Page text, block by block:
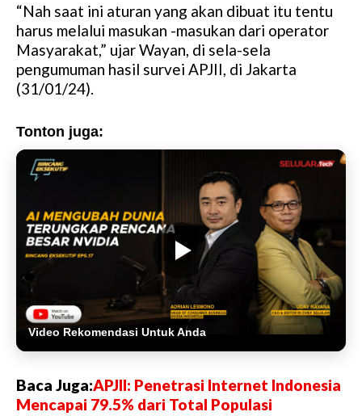
“Nah saat ini aturan yang akan dibuat itu tentu
harus melalui masukan -masukan dari operator
Masyarakat,” ujar Wayan, di sela-sela
pengumuman hasil survei APJII, di Jakarta
(31/01/24).
Tonton juga:
Video Rekomendasi Untuk Anda
Baca Juga:APJII: Penetrasi Internet Indonesia
Mencapai 79.5% dari Total Populasi